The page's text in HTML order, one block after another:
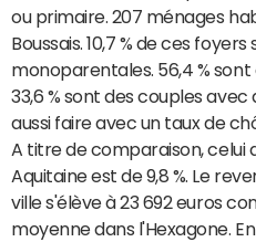
ou primaire. 207 ménages
Boussais. 10,7 % de ces
monoparentales. 56,4 %
33,6 % sont des couples
aussi faire avec un taux de
A titre de comparaison, celui
Aquitaine est de 9,8 %. Le
ville s'élève à 23 692 euros
moyenne dans l'Hexagone.